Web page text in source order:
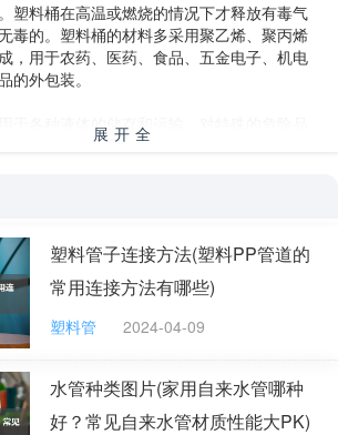
塑料桶在高温或燃烧的情况下才释放有毒气
毒的。塑料桶的材料多采用聚乙烯、聚丙烯
，用于农药、医药、食品、五金电子、机电
的外包装。
于各种液体的储存和运输，对特殊的危险品
它有不易碎、不生锈、质轻等特点，而且耐
乙烯、聚丙烯、聚酯等塑料吹塑、注塑、吸
盛装化工、农药、医药、食品、五金电子、
物品。规格从0.25L到220L开闭口塑料桶及
于物品盛放或者运输周转。 目前滚塑工艺
容量可以达到50吨。
，一般温度应不超过60℃。热灌装后，应等
室温后才能关紧盖子和堆码。耐气候零上
优良。
展开全
塑料管子连接方法(塑料PP管道的
常用连接方法有哪些)
塑料管 2024-04-09
水管种类图片(家用自来水管哪种
好？常见自来水管材质性能大PK)